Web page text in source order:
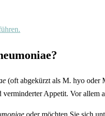
(oft abgekürzt als M. hyo oder
Appetit. Vor allem